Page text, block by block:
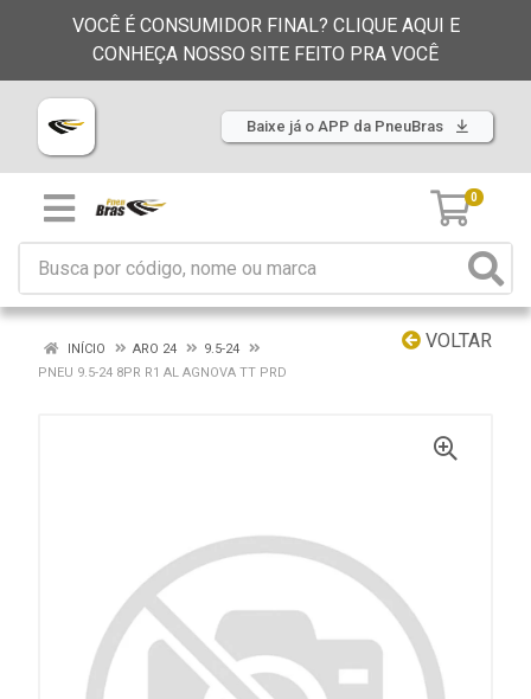
VOCÊ É CONSUMIDOR FINAL? CLIQUE AQUI E
CONHEÇA NOSSO SITE FEITO PRA VOCÊ
Baixe já o APP da PneuBras
0
VOLTAR
INÍCIO ARO 24
9.5-24
PNEU 9.5-24 8PR R1 AL AGNOVA TT PRD